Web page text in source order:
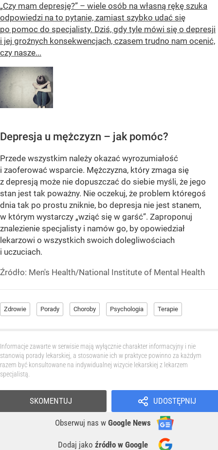
„Czy mam depresję?” – wiele osób na własną rękę szuka
odpowiedzi na to pytanie, zamiast szybko udać się
po pomoc do specjalisty. Dziś, gdy tyle mówi się o depresji
i jej groźnych konsekwencjach, czasem trudno nam ocenić,
czy nasze...
Depresja u mężczyzn – jak pomóc?
Przede wszystkim należy okazać wyrozumiałość
i zaoferować wsparcie. Mężczyzna, który zmaga się
z depresją może nie dopuszczać do siebie myśli, że jego
stan jest tak poważny. Nie oczekuj, że problem któregoś
dnia tak po prostu zniknie, bo depresja nie jest stanem,
w którym wystarczy „wziąć się w garść”. Zaproponuj
znalezienie specjalisty i namów go, by opowiedział
lekarzowi o wszystkich swoich dolegliwościach
i uczuciach.
Źródło: Men's Health/National Institute of Mental Health
Zdrowie Porady Choroby Psychologia Terapie
Informacje zawarte w serwisie mają wyłącznie charakter informacyjny i nie
stanowią porady lekarskiej, a stosowanie ich w praktyce powinno za każdym
razem być konsultowane na indywidualnej wizycie lekarskiej z lekarzem
specjalistą.
UDOSTĘPNIJ
Obserwuj nas w Google News
Dodaj jako źródło w Google
SKOMENTUJ